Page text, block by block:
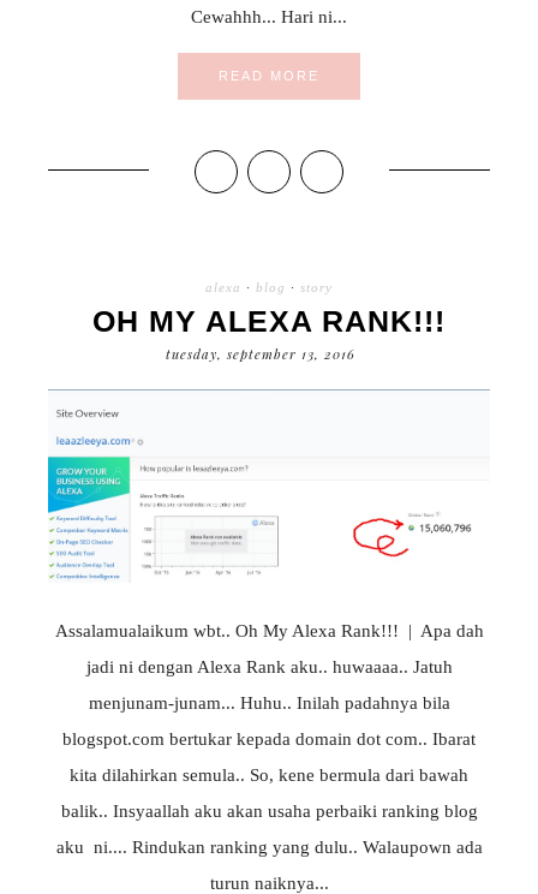
Cewahhh... Hari ni...
READ MORE
alexa · blog · story
OH MY ALEXA RANK!!!
tuesday, september 13, 2016
Assalamualaikum wbt.. Oh My Alexa Rank!!! | Apa dah
jadi ni dengan Alexa Rank aku.. huwaaaa.. Jatuh
menjunam-junam... Huhu.. Inilah padahnya bila
blogspot.com bertukar kepada domain dot com.. Ibarat
kita dilahirkan semula.. So, kene bermula dari bawah
balik.. Insyaallah aku akan usaha perbaiki ranking blog
aku ni.... Rindukan ranking yang dulu.. Walaupown ada
turun naiknya...